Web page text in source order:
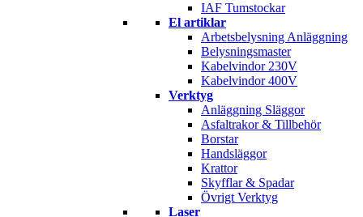
IAF Tumstockar
El artiklar
Arbetsbelysning Anläggning
Belysningsmaster
Kabelvindor 230V
Kabelvindor 400V
Verktyg
Anläggning Släggor
Asfaltrakor & Tillbehör
Borstar
Handsläggor
Krattor
Skyfflar & Spadar
Övrigt Verktyg
Laser